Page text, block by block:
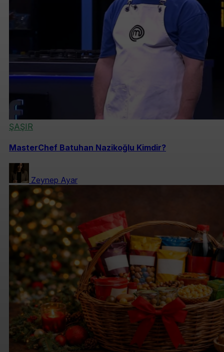
ŞAŞIR
MasterChef Batuhan Nazikoğlu Kimdir?
Zeynep Ayar